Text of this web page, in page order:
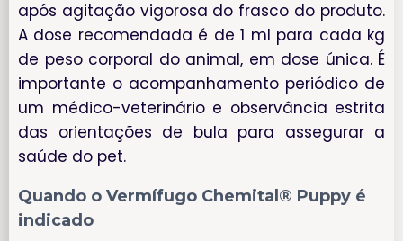
após agitação vigorosa do frasco do produto.
A dose recomendada é de 1 ml para cada kg
de peso corporal do animal, em dose única. É
importante o acompanhamento periódico de
um médico-veterinário e observância estrita
das orientações de bula para assegurar a
saúde do pet.
Quando o Vermífugo Chemital® Puppy é
indicado